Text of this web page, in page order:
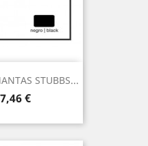
STUBBS...
€